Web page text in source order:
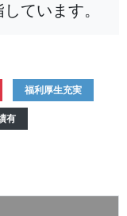
ています。
福利厚生充実
有